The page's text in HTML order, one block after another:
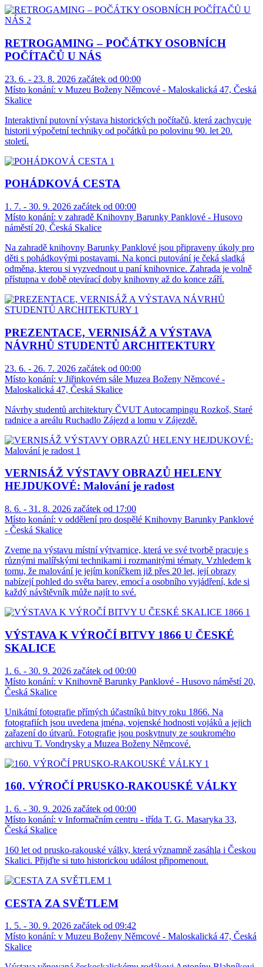
RETROGAMING – POČÁTKY OSOBNÍCH
POČÍTAČŮ U NÁS
23. 6. - 23. 8. 2026 začátek od 00:00
Místo konání: v Muzeu Boženy Němcové - Maloskalická 47, Česká
Skalice
Interaktivní putovní výstava historických počítačů, která zachycuje
historii výpočetní techniky od počátků po polovinu 90. let 20.
století.
POHÁDKOVÁ CESTA
1. 7. - 30. 9. 2026 začátek od 00:00
Místo konání: v zahradě Knihovny Barunky Panklové - Husovo
náměstí 20, Česká Skalice
Na zahradě knihovny Barunky Panklové jsou připraveny úkoly pro
děti s pohádkovými postavami. Na konci putování je čeká sladká
odměna, kterou si vyzvednout u paní knihovnice. Zahrada je volně
přístupna v době otevírací doby knihovny až do konce září.
PREZENTACE, VERNISÁŽ A VÝSTAVA
NÁVRHŮ STUDENTŮ ARCHITEKTURY
23. 6. - 26. 7. 2026 začátek od 00:00
Místo konání: v Jiřinkovém sále Muzea Boženy Němcové -
Maloskalická 47, Česká Skalice
Návrhy studentů architektury ČVUT Autocampingu Rozkoš, Staré
radnice a areálu Ruchadlo Zájezd a lomu v Zájezdě.
VERNISÁŽ VÝSTAVY OBRAZŮ HELENY
HEJDUKOVÉ: Malování je radost
8. 6. - 31. 8. 2026 začátek od 17:00
Místo konání: v oddělení pro dospělé Knihovny Barunky Panklové
- Česká Skalice
Zveme na výstavu místní výtvarnice, která ve své tvorbě pracuje s
různými malířskými technikami i rozmanitými tématy. Vzhledem k
tomu, že malování je jejím koníčkem již přes 20 let, její obrazy
nabízejí pohled do světa barev, emocí a osobního vyjádření, kde si
každý návštěvník může najít to své.
VÝSTAVA K VÝROČÍ BITVY 1866 U ČESKÉ
SKALICE
1. 6. - 30. 9. 2026 začátek od 00:00
Místo konání: v Knihovně Barunky Panklové - Husovo náměstí 20,
Česká Skalice
Unikátní fotografie přímých účastníků bitvy roku 1866. Na
fotografiích jsou uvedena jména, vojenské hodnosti vojáků a jejich
zařazení do útvarů. Fotografie jsou poskytnuty ze soukromého
archivu T. Vondrysky a Muzea Boženy Němcové.
160. VÝROČÍ PRUSKO-RAKOUSKÉ VÁLKY
1. 6. - 30. 9. 2026 začátek od 00:00
Místo konání: v Informačním centru - třída T. G. Masaryka 33,
Česká Skalice
160 let od prusko-rakouské války, která významně zasáhla i Českou
Skalici. Přijďte si tuto historickou událost připomenout.
CESTA ZA SVĚTLEM
1. 5. - 30. 9. 2026 začátek od 09:42
Místo konání: v Muzeu Boženy Němcové - Maloskalická 47, Česká
Skalice